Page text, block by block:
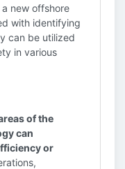
new offshore
with identifying
can be utilized
in various
of the
can
or